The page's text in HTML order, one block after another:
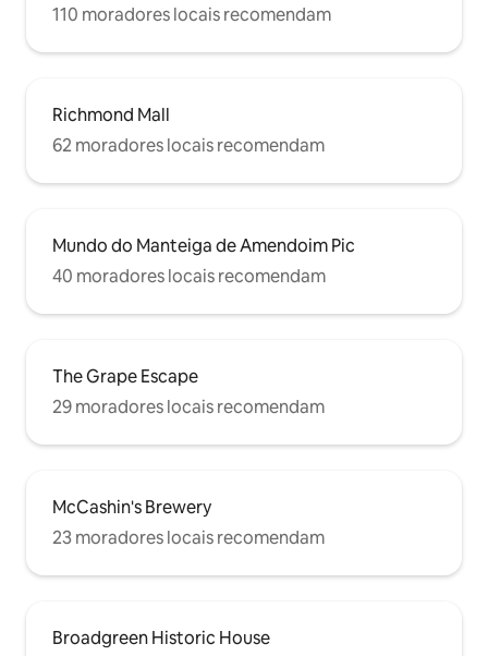
110 moradores locais recomendam
Richmond Mall
62 moradores locais recomendam
Mundo do Manteiga de Amendoim Pic
40 moradores locais recomendam
The Grape Escape
29 moradores locais recomendam
McCashin's Brewery
23 moradores locais recomendam
Broadgreen Historic House